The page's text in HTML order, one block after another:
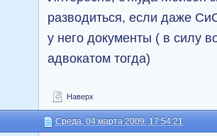
разводиться, если даже
у него документы ( в силу
адвокатом тогда)
Наверх
Среда, 04 марта 2009, 17:54:21